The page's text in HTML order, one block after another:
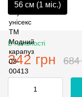
56 см (1 мiс.)
В наявності
342 грн 684